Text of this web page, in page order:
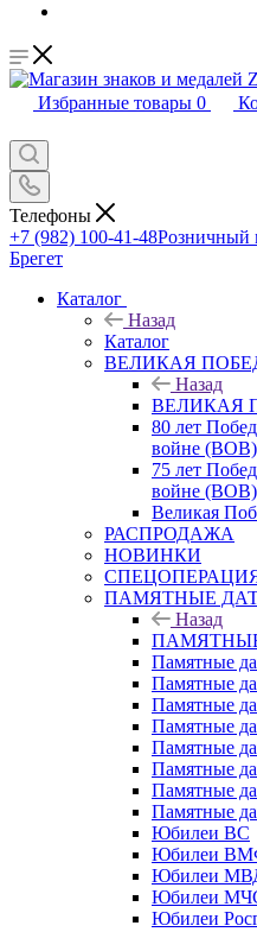
Избранные товары 0
Телефоны
+7 (982) 100-41-48Розничный
Брегет
Каталог
Назад
Каталог
ВЕЛИКАЯ
Назад
ВЕЛИКАЯ
80 лет
войне (ВОВ)
75 лет
войне (ВОВ)
Великая
РАСПРОДАЖА
НОВИНКИ
ПАМЯТНЫЕ
Назад
Памятные
Памятные
Памятные
Памятные
Памятные
Памятные
Памятные
Памятные
Юбилеи ВС
Юбилеи
Юбилеи
Юбилеи
Юбилеи